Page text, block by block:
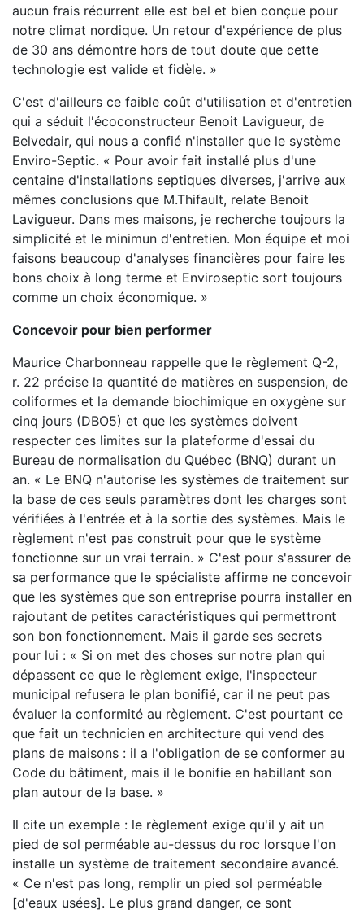
aucun frais récurrent elle est bel et bien conçue pour
notre climat nordique. Un retour d'expérience de plus
de 30 ans démontre hors de tout doute que cette
technologie est valide et fidèle. »
C'est d'ailleurs ce faible coût d'utilisation et d'entretien
qui a séduit l'écoconstructeur Benoit Lavigueur, de
Belvedair, qui nous a confié n'installer que le système
Enviro-Septic. « Pour avoir fait installé plus d'une
centaine d'installations septiques diverses, j'arrive aux
mêmes conclusions que M.Thifault, relate Benoit
Lavigueur. Dans mes maisons, je recherche toujours la
simplicité et le minimun d'entretien. Mon équipe et moi
faisons beaucoup d'analyses financières pour faire les
bons choix à long terme et Enviroseptic sort toujours
comme un choix économique. »
Concevoir pour bien performer
Maurice Charbonneau rappelle que le règlement Q-2,
r. 22 précise la quantité de matières en suspension, de
coliformes et la demande biochimique en oxygène sur
cinq jours (DBO5) et que les systèmes doivent
respecter ces limites sur la plateforme d'essai du
Bureau de normalisation du Québec (BNQ) durant un
an. « Le BNQ n'autorise les systèmes de traitement sur
la base de ces seuls paramètres dont les charges sont
vérifiées à l'entrée et à la sortie des systèmes. Mais le
règlement n'est pas construit pour que le système
fonctionne sur un vrai terrain. » C'est pour s'assurer de
sa performance que le spécialiste affirme ne concevoir
que les systèmes que son entreprise pourra installer en
rajoutant de petites caractéristiques qui permettront
son bon fonctionnement. Mais il garde ses secrets
pour lui : « Si on met des choses sur notre plan qui
dépassent ce que le règlement exige, l'inspecteur
municipal refusera le plan bonifié, car il ne peut pas
évaluer la conformité au règlement. C'est pourtant ce
que fait un technicien en architecture qui vend des
plans de maisons : il a l'obligation de se conformer au
Code du bâtiment, mais il le bonifie en habillant son
plan autour de la base. »
Il cite un exemple : le règlement exige qu'il y ait un
pied de sol perméable au-dessus du roc lorsque l'on
installe un système de traitement secondaire avancé.
« Ce n'est pas long, remplir un pied sol perméable
[d'eaux usées]. Le plus grand danger, ce sont